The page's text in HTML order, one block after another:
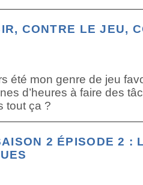
CONTRE LE JEU,
été mon genre de jeu
d’heures à faire des
tout ça ?
2 ÉPISODE 2 :